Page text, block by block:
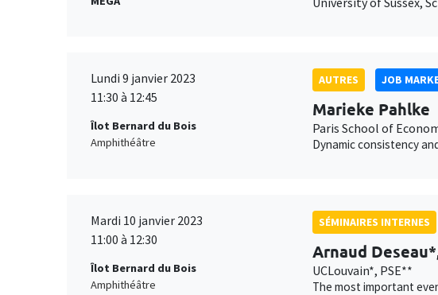
Lundi 9 janvier 2023
11:30 à 12:45
Îlot Bernard du Bois
Amphithéâtre
AUTRES JOB
Marieke Pahlke
Paris School of
Dynamic consistency
Mardi 10 janvier 2023
11:00 à 12:30
Îlot Bernard du Bois
Amphithéâtre
SÉMINAIRES INTERNES
Arnaud
UCLouvain*, PSE**
The most important